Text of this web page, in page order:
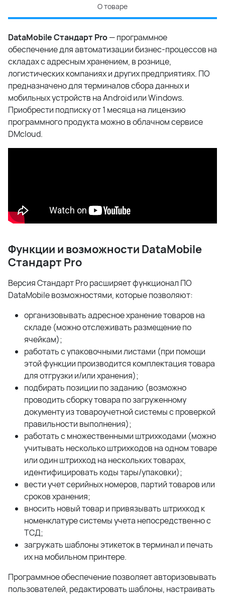
О товаре
DataMobile Стандарт Pro— программное
обеспечение для автоматизации бизнес-процессов на
складах с адресным хранением, в рознице,
логистических компаниях и других предприятиях. ПО
предназначено для терминалов сбора данных и
мобильных устройств на Android или Windows.
Приобрести подписку от 1 месяца на лицензию
программного продукта можно в облачном сервисе
DMcloud.
Функции и возможности DataMobile
Стандарт Pro
Версия Стандарт Pro расширяет функционал ПО
DataMobile возможностями, которые позволяют:
организовывать адресное хранение товаров на
складе (можно отслеживать размещение по
ячейкам);
работать с упаковочными листами (при помощи
этой функции производится комплектация товара
для отгрузки и/или хранения);
подбирать позиции по заданию (возможно
проводить сборку товара по загруженному
документу из товароучетной системы с проверкой
правильности выполнения);
работать с множественными штрихкодами (можно
учитывать несколько штрихкодов на одном товаре
или один штрихкод на нескольких товарах,
идентифицировать коды тары/упаковки);
вести учет серийных номеров, партий товаров или
сроков хранения;
вносить новый товар и привязывать штрихкод к
номенклатуре системы учета непосредственно с
ТСД;
загружать шаблоны этикеток в терминал и печать
их на мобильном принтере.
Программное обеспечение позволяет авторизовывать
пользователей, редактировать шаблоны, настраивать